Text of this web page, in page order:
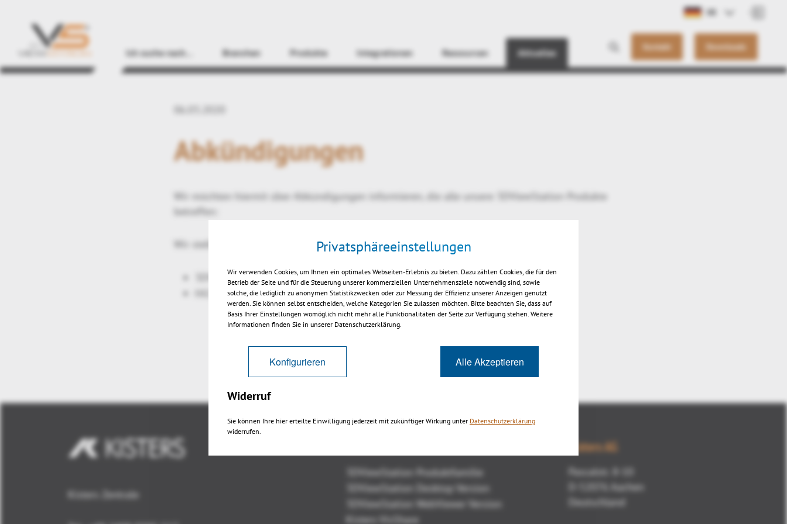
Ich suche nach… Branchen Produkte Integrationen Ressourcen Aktuelles Kontakt Downloads
DE
06.03.2020
Abkündigungen
Wir möchten hiermit über Abkündigungen informieren, die alle unsere 3DViewStation Produkte
betreffen:
Wir stellen folgende Unterstützungen ein:
3DViewStation für 32-bit Systeme
HiCAD Dateiformat
Kisters Zentrale
3DViewStation Produktfamilie
3DViewStation Desktop Version
3DViewStation WebViewer Version
Kisters VisShare
Kisters AG
Pascalstr. 8-10
D-52076 Aachen
Deutschland
Privatsphäreeinstellungen
Wir verwenden Cookies, um Ihnen ein optimales Webseiten-Erlebnis zu bieten. Dazu zählen Cookies, die für den
Betrieb der Seite und für die Steuerung unserer kommerziellen Unternehmensziele notwendig sind, sowie
solche, die lediglich zu anonymen Statistikzwecken oder zur Messung der Effizienz unserer Anzeigen genutzt
werden. Sie können selbst entscheiden, welche Kategorien Sie zulassen möchten. Bitte beachten Sie, dass auf
Basis Ihrer Einstellungen womöglich nicht mehr alle Funktionalitäten der Seite zur Verfügung stehen. Weitere
Informationen finden Sie in unserer Datenschutzerklärung.
Konfigurieren Alle Akzeptieren
Widerruf
Sie können Ihre hier erteilte Einwilligung jederzeit mit zukünftiger Wirkung unter Datenschutzerklärung
widerrufen.